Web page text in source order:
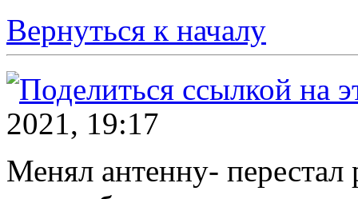
Вернуться к началу
2021, 19:17
Менял антенну- перестал